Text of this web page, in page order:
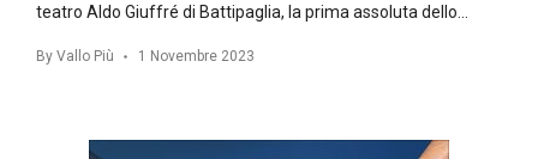
teatro Aldo Giuffré di Battipaglia, la prima assoluta dello…
By Vallo Più 1 Novembre 2023